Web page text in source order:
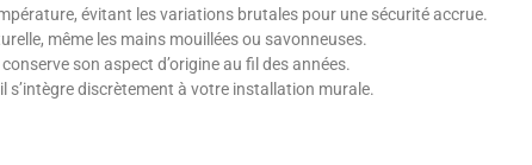
évitant les variations brutales pour une sécurité accrue.
même les mains mouillées ou savonneuses.
son aspect d’origine au fil des années.
discrètement à votre installation murale.